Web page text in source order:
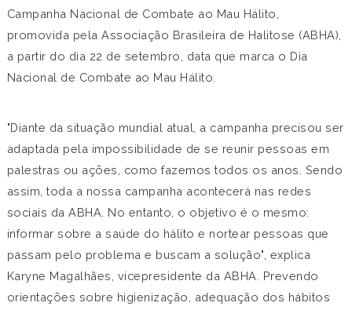
Campanha Nacional de Combate ao Mau Hálito,
promovida pela Associação Brasileira de Halitose (ABHA),
a partir do dia 22 de setembro, data que marca o Dia
Nacional de Combate ao Mau Hálito.
"Diante da situação mundial atual, a campanha precisou ser
adaptada pela impossibilidade de se reunir pessoas em
palestras ou ações, como fazemos todos os anos. Sendo
assim, toda a nossa campanha acontecerá nas redes
sociais da ABHA. No entanto, o objetivo é o mesmo:
informar sobre a saúde do hálito e nortear pessoas que
passam pelo problema e buscam a solução", explica
Karyne Magalhães, vicepresidente da ABHA. Prevendo
orientações sobre higienização, adequação dos hábitos